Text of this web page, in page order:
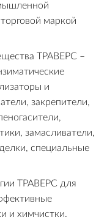
маркой
ТРАВЕРС –
и
закрепители,
замасливатели,
специальные
ТРАВЕРС для
и химчистки.